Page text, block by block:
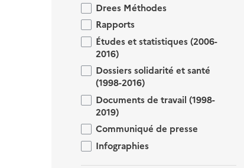
Drees Méthodes
Rapports
Études et statistiques (2006-
2016)
Dossiers solidarité et santé
(1998-2016)
Documents de travail (1998-
2019)
Communiqué de presse
Infographies